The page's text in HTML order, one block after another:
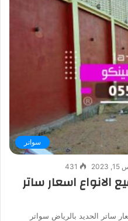
سواتر
431
الانواع اسعار ساتر
ساتر الحديد بالرياض سواتر